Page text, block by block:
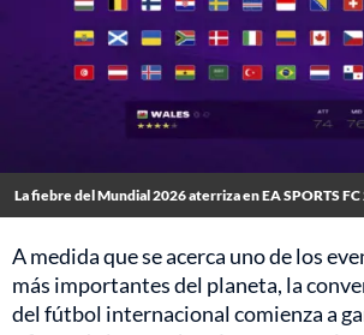
La fiebre del Mundial 2026 aterriza en EA SPORTS FC
A medida que se acerca uno de los
más importantes del planeta, la
del fútbol internacional comienza a